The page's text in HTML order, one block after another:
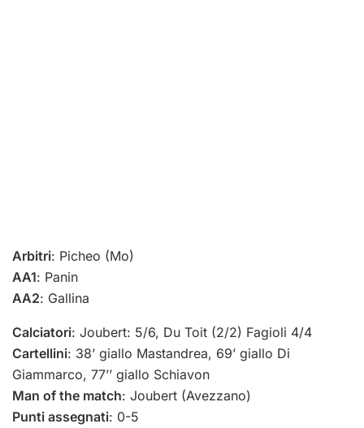
Arbitri: Picheo (Mo)
AA1: Panin
AA2: Gallina
Calciatori: Joubert: 5/6, Du Toit (2/2) Fagioli 4/4
Cartellini: 38’ giallo Mastandrea, 69’ giallo Di
Giammarco, 77’’ giallo Schiavon
Man of the match: Joubert (Avezzano)
Punti assegnati: 0-5